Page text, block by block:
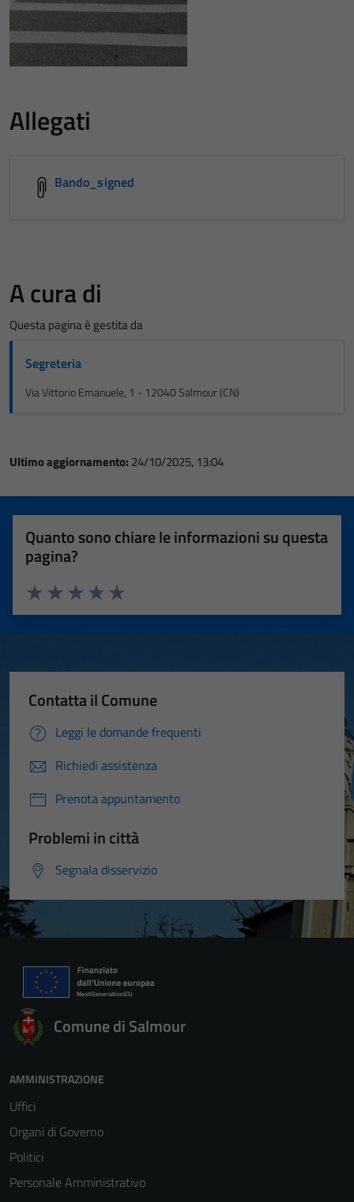
Allegati
Bando_signed
A cura di
Questa pagina è gestita da
Segreteria
Via Vittorio Emanuele, 1 - 12040 Salmour (CN)
Ultimo aggiornamento: 24/10/2025, 13:04
Quanto sono chiare le informazioni su questa
pagina?
Valuta 5 stelle su 5
Valuta 4 stelle su 5
Valuta 3 stelle su 5
Valuta 2 stelle su 5
Valuta 1 stelle su 5
Contatta il Comune
Leggi le domande frequenti
Richiedi assistenza
Prenota appuntamento
Problemi in città
Segnala disservizio
Comune di Salmour
AMMINISTRAZIONE
Uffici
Organi di Governo
Politici
Personale Amministrativo